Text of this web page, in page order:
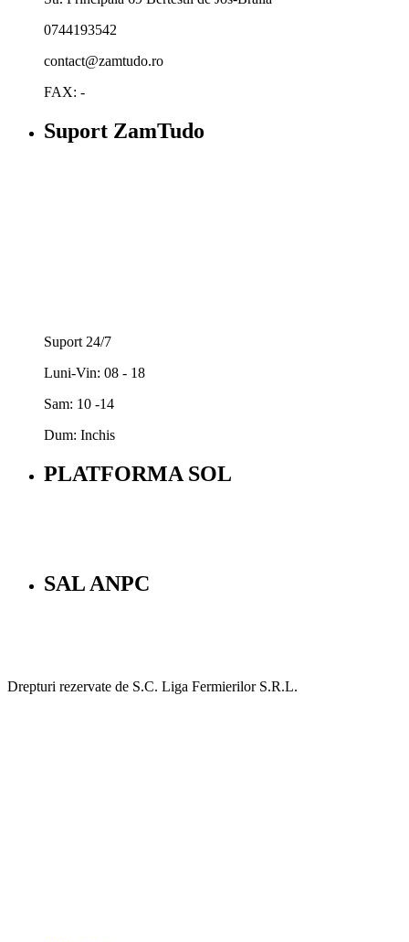
0744193542
contact@zamtudo.ro
FAX: -
Suport ZamTudo
Suport 24/7
Luni-Vin: 08 - 18
Sam: 10 -14
Dum: Inchis
PLATFORMA SOL
SAL ANPC
Drepturi rezervate de S.C. Liga Fermierilor S.R.L.